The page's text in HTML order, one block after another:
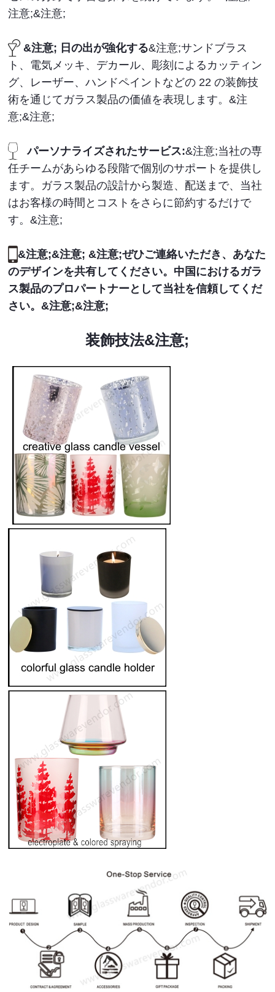
注意;&注意;
&注意; 日の出が強化する&注意;サンドブラス
ト、電気メッキ、デカール、彫刻によるカッティン
グ、レーザー、ハンドペイントなどの 22 の装飾技
術を通じてガラス製品の価値を表現します。&注
意;&注意;
パーソナライズされたサービス:&注意;当社の専
任チームがあらゆる段階で個別のサポートを提供し
ます。ガラス製品の設計から製造、配送まで、当社
はお客様の時間とコストをさらに節約するだけで
す。&注意;
&注意;&注意; &注意;ぜひご連絡いただき、あなた
のデザインを共有してください。中国におけるガラ
ス製品のプロパートナーとして当社を信頼してくだ
さい。&注意;&注意;
装飾技法&注意;